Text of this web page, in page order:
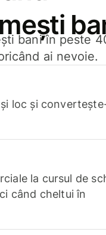
bani în peste
ai nevoie.
loc și
la cursul de
când cheltui în